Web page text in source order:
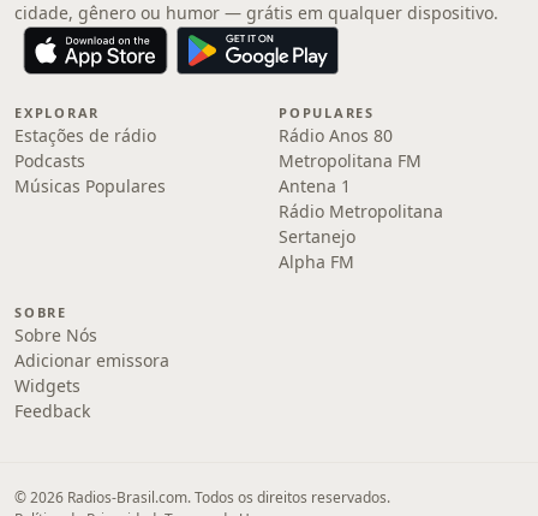
cidade, gênero ou humor — grátis em qualquer dispositivo.
EXPLORAR
Estações de rádio
Podcasts
Músicas Populares
POPULARES
Rádio Anos 80
Metropolitana FM
Antena 1
Rádio Metropolitana
Sertanejo
Alpha FM
SOBRE
Sobre Nós
Adicionar emissora
Widgets
Feedback
© 2026 Radios-Brasil.com. Todos os direitos reservados.